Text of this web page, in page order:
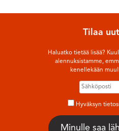
Tilaa
Haluatko tietää lisää?
alennuksistamme,
kenellekään
Hyväksyn